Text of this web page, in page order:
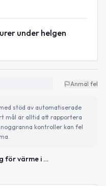
under helgen
Anmäl fel
stöd av automatiserade
mål är alltid att rapportera
kontroller kan fel
Orange varning för värme i Höör – tänk på riskgrupper